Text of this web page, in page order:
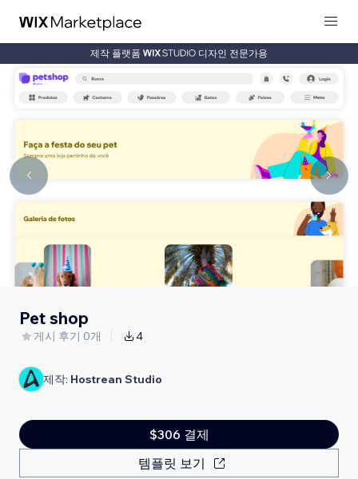
제작 플랫폼 디자인 전문가용
Pet shop
게시 후기 0개 4
제작: Hostrean Studio
$306 결제
템플릿 보기